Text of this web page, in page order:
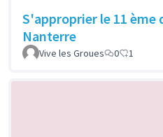
S'approprier le 11 ème
Nanterre
Vive les Groues 0 1